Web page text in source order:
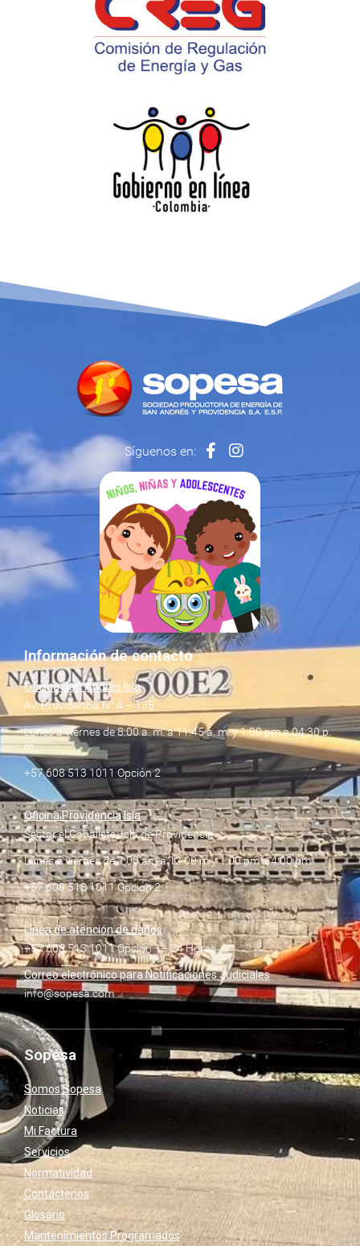
Síguenos en:
Información de contacto
Oficina San Andrés Isla
Av. Providencia N° 4 – 135
Lunes a viernes de 8:00 a. m. a 11:45 a. m. y 1:00 pm a 04:30 p.
m.
+57 608 513 1011 Opción 2
Oficina Providencia Isla
Sector el Caballete, Isla de Providencia
Lunes a viernes de 7:00 am a 12:00 m y 1:00 pm a 4:00 pm
+57 608 513 1011 Opción 2
Línea de atención de daños
+57 608 513 1011 Opción 1– 24 Horas
Correo electrónico para Notificaciones Judiciales
info@sopesa.com
Sopesa
Somos Sopesa
Noticias
Mi Factura
Servicios
Normatividad
Contáctenos
Glosario
Mantenimientos Programados